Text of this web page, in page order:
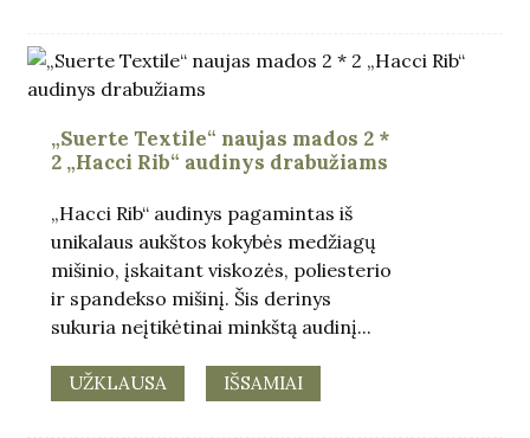
„Suerte Textile“ naujas mados 2 *
2 „Hacci Rib“ audinys drabužiams
„Hacci Rib“ audinys pagamintas iš
unikalaus aukštos kokybės medžiagų
mišinio, įskaitant viskozės, poliesterio
ir spandekso mišinį. Šis derinys
sukuria neįtikėtinai minkštą audinį...
UŽKLAUSA IŠSAMIAI